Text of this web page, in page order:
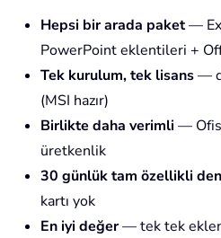
Hepsi bir arada paket—
PowerPoint eklentileri +
Tek kurulum, tek lisans—
(MSI hazır)
Birlikte daha verimli — Ofis
üretkenlik
30 günlük tam özellikli
kartı yok
En iyi değer— tek tek